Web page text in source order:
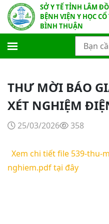
SỞ Y TẾ TỈNH LÂM
BỆNH VIỆN Y HỌC
BÌNH THUẬN
THƯ MỜI BÁO
XÉT NGHIỆM
25/03/2026 358
Xem chi tiết file 539-thu-
nghiem.pdf tại đây